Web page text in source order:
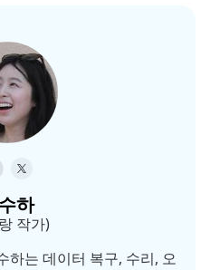
하
작가)
하는 데이터 복구, 수리, 오